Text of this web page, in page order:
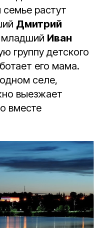
растут
Дмитрий
младший Иван
группу детского
его мама.
селе,
выезжает
вместе